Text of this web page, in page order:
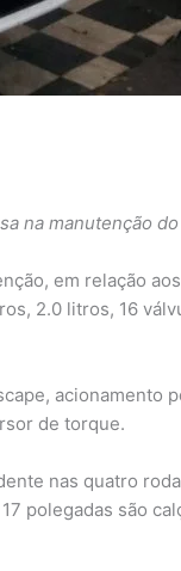
na manutenção
em relação
2.0 litros, 16
acionamento
de torque.
nas quatro
polegadas são